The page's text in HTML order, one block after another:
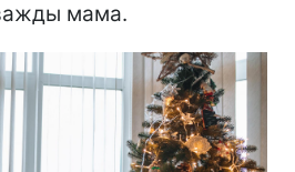
мама.